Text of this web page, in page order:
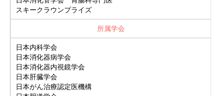
スキークラウンプライズ
所属学会
日本内科学会
日本消化器病学会
日本消化器内視鏡学会
日本肝臓学会
日本がん治療認定医機構